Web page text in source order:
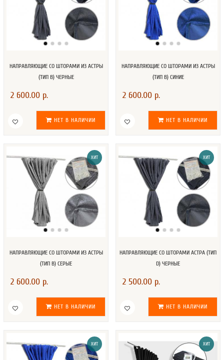
НАПРАВЛЯЮЩИЕ СО ШТОРАМИ ИЗ АСТРЫ
(ТИП В) ЧЕРНЫЕ
2 600.00 р.
НЕТ В НАЛИЧИИ
НАПРАВЛЯЮЩИЕ СО ШТОРАМИ ИЗ АСТРЫ
(ТИП В) СИНИЕ
2 600.00 р.
НЕТ В НАЛИЧИИ
ХИТ
НАПРАВЛЯЮЩИЕ СО ШТОРАМИ ИЗ АСТРЫ
(ТИП В) СЕРЫЕ
2 600.00 р.
НЕТ В НАЛИЧИИ
ХИТ
НАПРАВЛЯЮЩИЕ СО ШТОРАМИ АСТРА (ТИП
D) ЧЕРНЫЕ
2 500.00 р.
НЕТ В НАЛИЧИИ
ХИТ ХИТ